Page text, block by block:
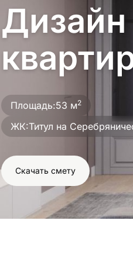
Площадь:53 м2
ЖК:Титул на
Скачать смету